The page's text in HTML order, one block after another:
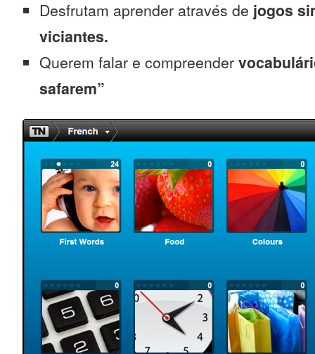
Desfrutam aprender através de jogos
viciantes.
Querem falar e compreender
safarem”